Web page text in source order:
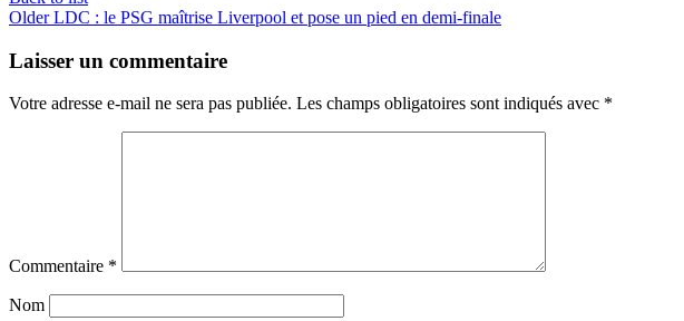
Older LDC : le PSG maîtrise Liverpool et pose un pied en demi-finale
Laisser un commentaire
Votre adresse e-mail ne sera pas publiée. Les champs obligatoires sont indiqués avec *
Commentaire *
Nom